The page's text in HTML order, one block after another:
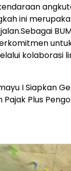
ini
kolaborasi
I Siapkan
Plus